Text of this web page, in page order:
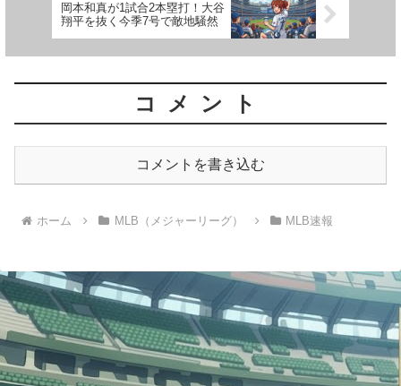
岡本和真が1試合2本塁打！大谷
翔平を抜く今季7号で敵地騒然
コメント
コメントを書き込む
ホーム MLB（メジャーリーグ） MLB速報